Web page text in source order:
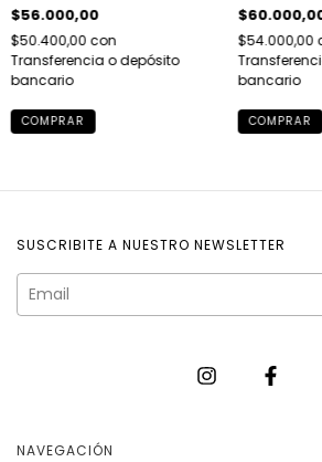
$56.000,00
$50.400,00 con
Transferencia o depósito
bancario
COMPRAR
$54.000,00
bancario
COMPRAR
SUSCRIBITE A NUESTRO NEWSLETTER
NAVEGACIÓN